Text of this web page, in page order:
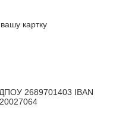
картку
2689701403 IBAN